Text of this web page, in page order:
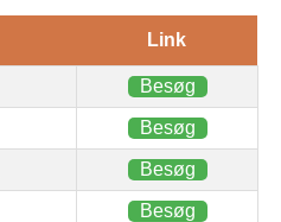
Link
Besøg
Besøg
Besøg
Besøg